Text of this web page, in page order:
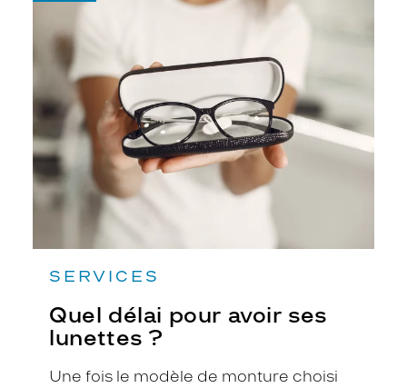
SERVICES
Quel délai pour avoir ses
lunettes ?
Une fois le modèle de monture choisi
délai
avoir
ses
lunettes
?